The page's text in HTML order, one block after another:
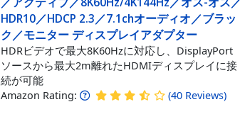
HDR10／HDCP 2.3／7.1chオーディオ／ブラッ
ク／モニター ディスプレイアダプター
HDRビデオで最大8K60Hzに対応し、DisplayPort
ソースから最大2m離れたHDMIディスプレイに接
続が可能
Amazon Rating: (40 Reviews)